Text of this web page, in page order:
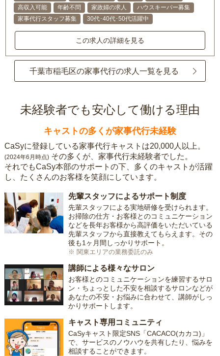
高収入可能
年齢不問 家政婦の求人
ハウスキーパー募集
家事代行スタッフ募集
30代･40代･50代活躍中
この求人の詳細を見る
千葉市稲毛区の家事代行の求人一覧を見る
未経験者でも安心して働ける理由
キャストの多くが家事代行未経験
CaSyに登録している家事代行キャストは20,000人以上。
(2024年6月時点) その多くが、家事代行未経験者でした。
それでもCaSy本部のサポートの下、多くのキャストが活躍
し、たくさんのお客様を笑顔にしています。
先輩スタッフによるサポート制度
先輩スタッフによる実地研修を受けられます。
お掃除の仕方・お客様とのコミュニケーション
などを長年お客様から高評価をいただいている
先輩スタッフから直接教えてもらえます。その
後も1ヶ月間しっかりサポート。
※ 関東エリアの業務委託のみ
講師による様々なサロン
お客様とのコミュニケーションを練習するサロ
ン・ちょっとした不安を相談するサロンなどが
あなたの不安・お悩みに合わせて、講師がしっ
かりサポートします。
キャスト専用コミュニティ
CaSyキャスト限定SNS「CACACO(カカコ)」
で、サービスのノウハウを共有したり、悩みを
相談することができます。